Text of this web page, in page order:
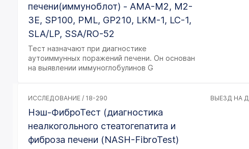
печени(иммуноблот) - АМА-М2, М2-
3Е, SP100, PML, GP210, LKM-1, LC-1,
SLA/LP, SSA/RO-52
Тест назначают при диагностике
аутоиммунных поражений печени. Он основан
на выявлении иммуноглобулинов G
ИССЛЕДОВАНИЕ / 18-290
Нэш-ФиброТест (диагностика
неалкогольного стеатогепатита и
фиброза печени (NASH-FibroTest)
ВЫЕЗД НА